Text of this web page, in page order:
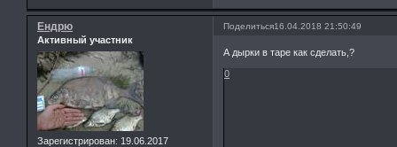
Поделиться16.04.2018 21:50:49
Ендрю
Активный участник
Зарегистрирован: 19.06.2017
А дырки в таре как сделать,?
0